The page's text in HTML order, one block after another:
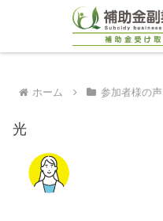
ホーム 参加者様の声
光